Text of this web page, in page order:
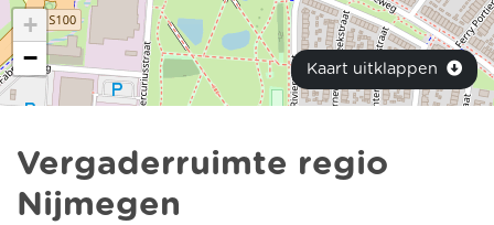
Vergaderruimte regio
Nijmegen
+
−
Kaart uitklappen